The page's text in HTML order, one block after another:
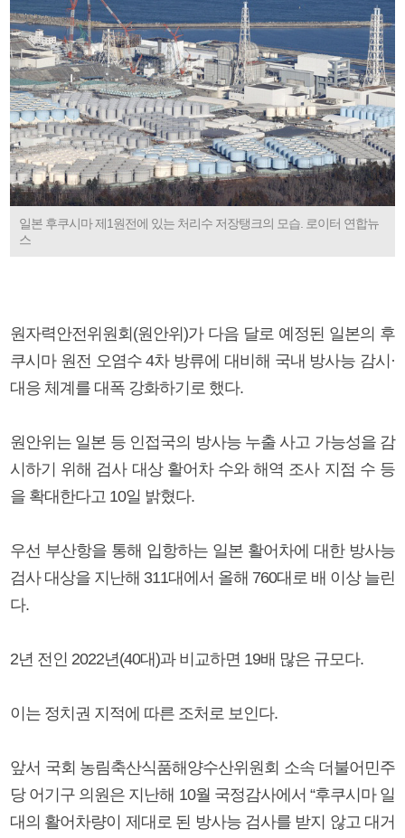
일본 후쿠시마 제1원전에 있는 처리수 저장탱크의 모습. 로이터 연합뉴
스
원자력안전위원회(원안위)가 다음 달로 예정된 일본의 후
쿠시마 원전 오염수 4차 방류에 대비해 국내 방사능 감시·
대응 체계를 대폭 강화하기로 했다.
원안위는 일본 등 인접국의 방사능 누출 사고 가능성을 감
시하기 위해 검사 대상 활어차 수와 해역 조사 지점 수 등
을 확대한다고 10일 밝혔다.
우선 부산항을 통해 입항하는 일본 활어차에 대한 방사능
검사 대상을 지난해 311대에서 올해 760대로 배 이상 늘린
다.
2년 전인 2022년(40대)과 비교하면 19배 많은 규모다.
이는 정치권 지적에 따른 조처로 보인다.
앞서 국회 농림축산식품해양수산위원회 소속 더불어민주
당 어기구 의원은 지난해 10월 국정감사에서 “후쿠시마 일
대의 활어차량이 제대로 된 방사능 검사를 받지 않고 대거